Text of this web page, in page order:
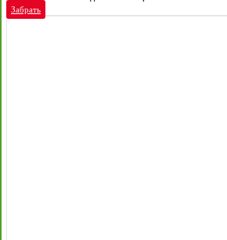
Забрать